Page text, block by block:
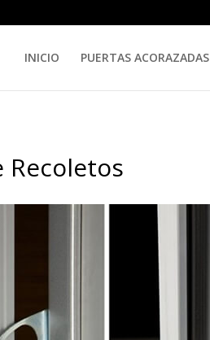
INICIO PUERTAS ACORAZADAS
Recoletos